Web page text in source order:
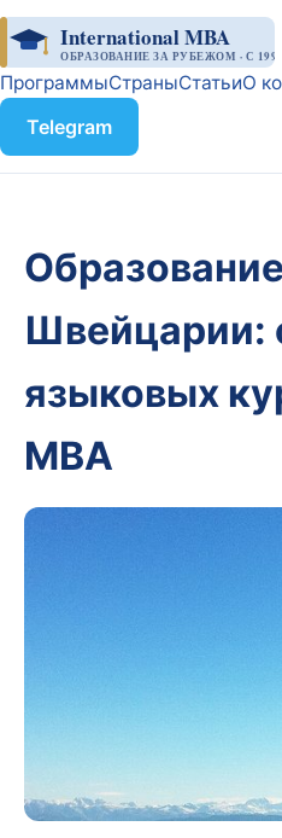
International MBA
ОБРАЗОВАНИЕ ЗА РУБЕЖОМ · С 1998
ПрограммыСтраныСтатьиО
Telegram
Швейцарии:
языковых
MBA